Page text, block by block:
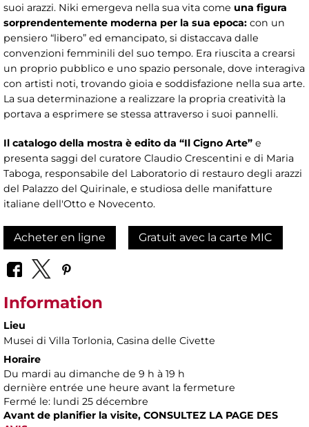
suoi arazzi. Niki emergeva nella sua vita come una figura
sorprendentemente moderna per la sua epoca: con un
pensiero “libero” ed emancipato, si distaccava dalle
convenzioni femminili del suo tempo. Era riuscita a crearsi
un proprio pubblico e uno spazio personale, dove interagiva
con artisti noti, trovando gioia e soddisfazione nella sua arte.
La sua determinazione a realizzare la propria creatività la
portava a esprimere se stessa attraverso i suoi pannelli.
Il catalogo della mostra è edito da “Il Cigno Arte” e
presenta saggi del curatore Claudio Crescentini e di Maria
Taboga, responsabile del Laboratorio di restauro degli arazzi
del Palazzo del Quirinale, e studiosa delle manifatture
italiane dell'Otto e Novecento.
Acheter en ligne Gratuit avec la carte MIC
Information
Lieu
Musei di Villa Torlonia, Casina delle Civette
Horaire
Du mardi au dimanche de 9 h à 19 h
dernière entrée une heure avant la fermeture
Fermé le: lundi 25 décembre
Avant de planifier la visite, CONSULTEZ LA PAGE DES